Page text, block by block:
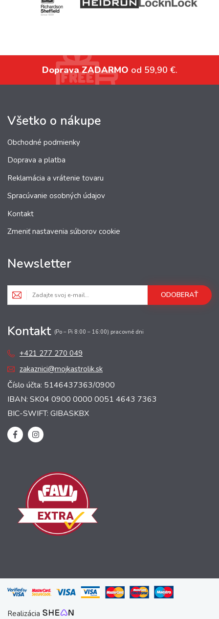
Doprava ZADARMO od 59,90 €.
Všetko o nákupe
Obchodné podmienky
Doprava a platba
Reklamácia a vrátenie tovaru
Spracúvanie osobných údajov
Kontakt
Zmeniť nastavenia súborov cookie
Newsletter
ODOBERAŤ
Kontakt (Po – Pi 8:00 – 16:00) pracovné dni
+421 277 270 049
zakaznici@mojkastrolik.sk
Číslo účta: 5146437363/0900
IBAN: SK04 0900 0000 0051 4643 7363
BIC-SWIFT: GIBASKBX
Realizácia